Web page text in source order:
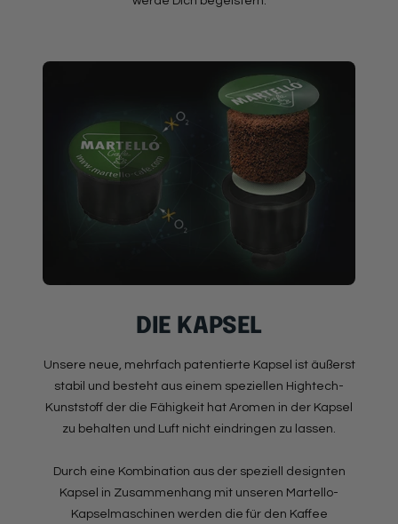
DIE KAPSEL
Unsere neue, mehrfach patentierte Kapsel ist äußerst
stabil und besteht aus einem speziellen Hightech-
Kunststoff der die Fähigkeit hat Aromen in der Kapsel
zu behalten und Luft nicht eindringen zu lassen.
Durch eine Kombination aus der speziell designten
Kapsel in Zusammenhang mit unseren Martello-
Kapselmaschinen werden die für den Kaffee